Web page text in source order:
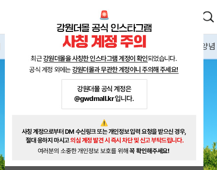
과일/견과 채소/나물 장/소금/기름/양념